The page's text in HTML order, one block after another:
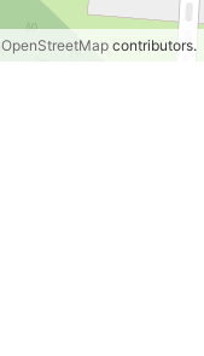
OpenStreetMap contributors.